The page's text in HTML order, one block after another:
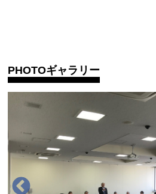
PHOTOギャラリー